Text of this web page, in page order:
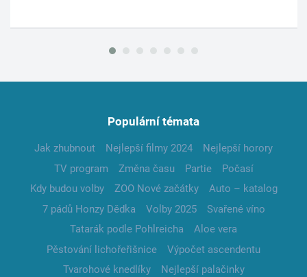
Populární témata
Jak zhubnout Nejlepší filmy 2024
Nejlepší horory
TV program
Změna času Partie
Počasí
Kdy budou volby
ZOO Nové začátky
Auto – katalog
7 pádů Honzy Dědka
Volby 2025
Svařené víno
Tatarák podle Pohlreicha
Aloe vera
Pěstování lichořeřišnice
Výpočet ascendentu
Tvarohové knedlíky
Nejlepší palačinky